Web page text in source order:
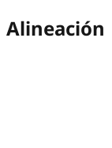
Alineación